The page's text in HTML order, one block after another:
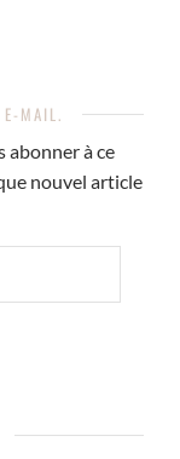
E-MAIL.
abonner à ce
nouvel article